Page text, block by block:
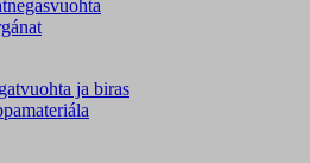
ja biras